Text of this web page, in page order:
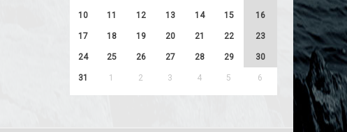
10 11 12 13 14 15 16
17 18 19 20 21 22 23
24 25 26 27 28 29 30
31 1 2 3 4 5 6